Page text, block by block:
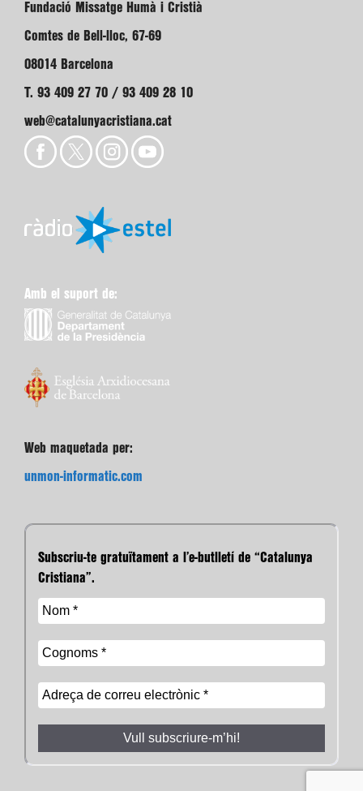
Fundació Missatge Humà i Cristià
Comtes de Bell-lloc, 67-69
08014 Barcelona
T. 93 409 27 70 / 93 409 28 10
web@catalunyacristiana.cat
Amb el suport de:
Web maquetada per:
unmon-informatic.com
Subscriu-te gratuïtament a l’e-butlletí de “Catalunya
Cristiana”.